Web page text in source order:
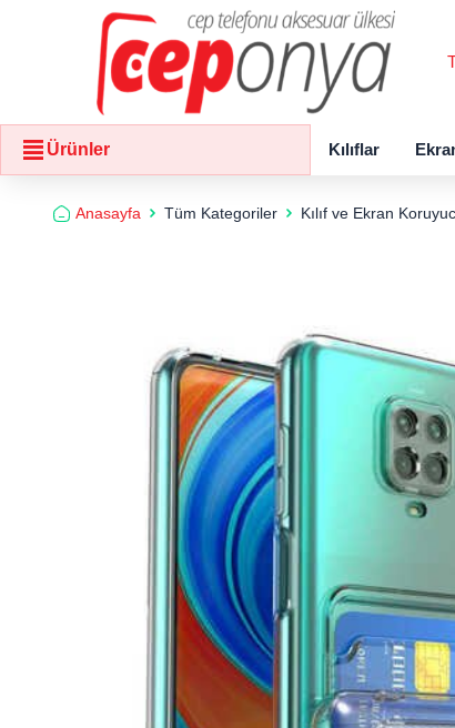
Ürünler Kılıflar
Anasayfa Tüm Kategoriler Kılıf ve Ekran